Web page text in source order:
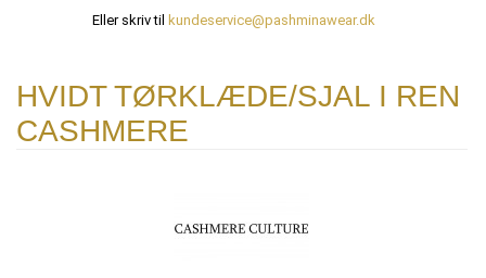
Eller skriv til kundeservice@pashminawear.dk
HVIDT TØRKLÆDE/SJAL I REN
CASHMERE